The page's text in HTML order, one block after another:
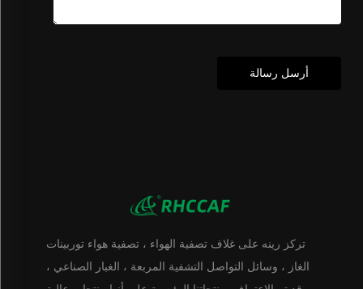
أرسل رسالة
تركز رينه على غلاف تصفية الهواء ، تصفية هواء توربينات
الغاز ، وسائل التواصل التشفية المربعة ، الغبار الصناعي ،